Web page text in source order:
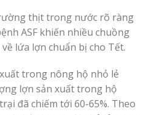
thịt trong nước rõ ràng
ASF khiến nhiều chuồng
lứa lợn chuẩn bị cho Tết.
trong nông hộ nhỏ lẻ
lợn sản xuất trong hộ
đã chiếm tới 60-65%. Theo